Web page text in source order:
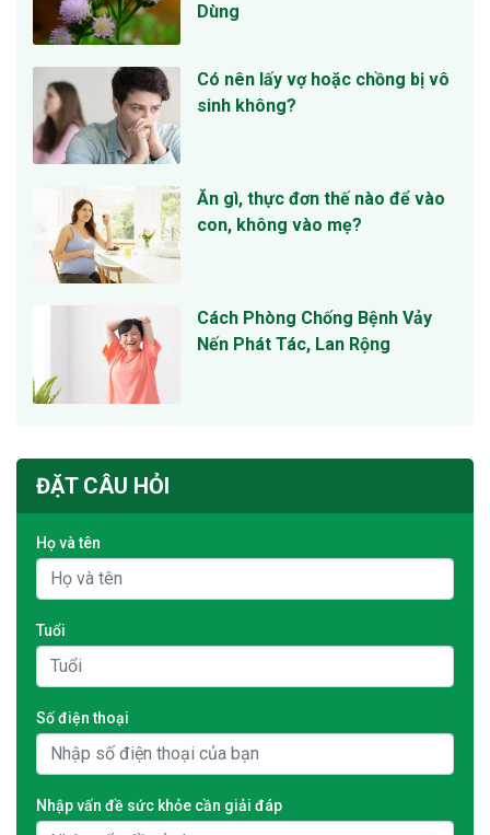
Dùng
Có nên lấy vợ hoặc chồng bị vô
sinh không?
Ăn gì, thực đơn thế nào để vào
con, không vào mẹ?
Cách Phòng Chống Bệnh Vảy
Nến Phát Tác, Lan Rộng
ĐẶT CÂU HỎI
Họ và tên
Tuổi
Số điện thoại
Nhập vấn đề sức khỏe cần giải đáp